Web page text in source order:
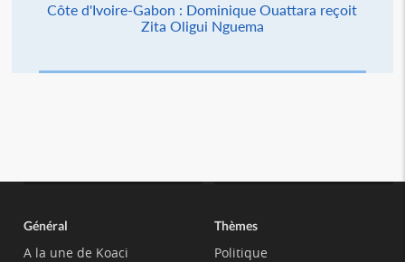
Côte d'Ivoire-Gabon : Dominique Ouattara reçoit
Zita Oligui Nguema
Général
A la une de Koaci
Thèmes
Politique